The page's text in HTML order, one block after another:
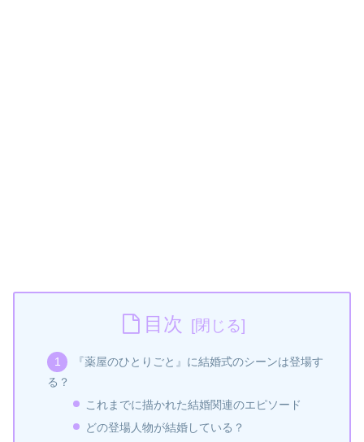
目次
『薬屋のひとりごと』に結婚式のシーンは登場す
る？
これまでに描かれた結婚関連のエピソード
どの登場人物が結婚している？